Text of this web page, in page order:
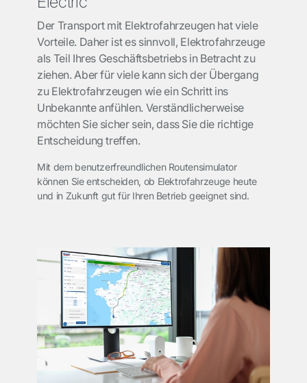
Der Transport mit Elektrofahrzeugen hat viele
Vorteile. Daher ist es sinnvoll, Elektrofahrzeuge
als Teil Ihres Geschäftsbetriebs in Betracht zu
ziehen. Aber für viele kann sich der Übergang
zu Elektrofahrzeugen wie ein Schritt ins
Unbekannte anfühlen. Verständlicherweise
möchten Sie sicher sein, dass Sie die richtige
Entscheidung treffen.
Mit dem benutzerfreundlichen Routensimulator
können Sie entscheiden, ob Elektrofahrzeuge heute
und in Zukunft gut für Ihren Betrieb geeignet sind.